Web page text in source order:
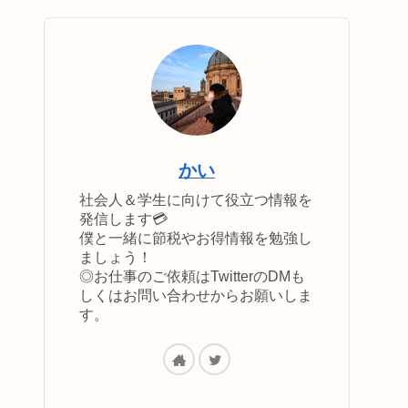
かい
社会人＆学生に向けて役立つ情報を
発信します💳
僕と一緒に節税やお得情報を勉強し
ましょう！
◎お仕事のご依頼はTwitterのDMも
しくはお問い合わせからお願いしま
す。